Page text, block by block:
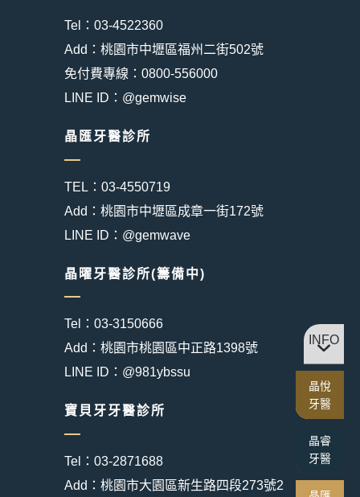
Tel：03-4522360
Add：桃園市中壢區福州二街502號
免付費專線：0800-556000
LINE ID：@gemwise
晶匯牙醫診所
TEL：03-4550719
Add：桃園市中壢區成章一街172號
LINE ID：@gemwave
晶曜牙醫診所(籌備中)
Tel：03-3150666
Add：桃園市桃園區中正路1398號
LINE ID：@981ybssu
寶貝牙牙醫診所
Tel：03-2871688
Add：桃園市大園區新生路四段273號2
INFO
晶悅
牙醫
晶睿
牙醫